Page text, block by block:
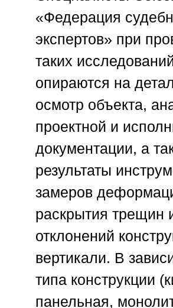
«Федерация
экспертов» при
таких
опираются на
осмотр объекта,
проектной и
документации, а
результаты
замеров
раскрытия трещин
отклонений
вертикали. В
типа конструкции
панельная,